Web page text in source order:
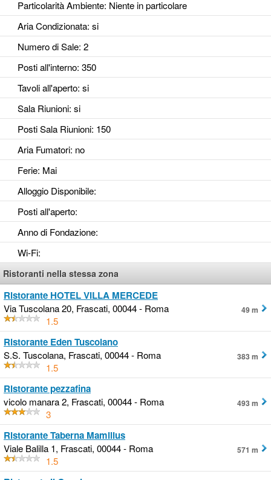
Particolarità Ambiente: Niente in particolare
Aria Condizionata: si
Numero di Sale: 2
Posti all'interno: 350
Tavoli all'aperto: si
Sala Riunioni: si
Posti Sala Riunioni: 150
Aria Fumatori: no
Ferie: Mai
Alloggio Disponibile:
Posti all'aperto:
Anno di Fondazione:
Wi-Fi:
Ristoranti nella stessa zona
Ristorante HOTEL VILLA MERCEDE
Via Tuscolana 20, Frascati, 00044 - Roma
1.5
49 m
Ristorante Eden Tuscolano
S.S. Tuscolana, Frascati, 00044 - Roma
1.5
383 m
Ristorante pezzafina
vicolo manara 2, Frascati, 00044 - Roma
3
493 m
Ristorante Taberna Mamilius
Viale Balilla 1, Frascati, 00044 - Roma
1.5
571 m